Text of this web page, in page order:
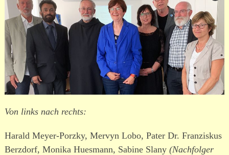
Von links nach rechts:
Harald Meyer-Porzky, Mervyn Lobo, Pater Dr. Franziskus
Berzdorf, Monika Huesmann, Sabine Slany (Nachfolger